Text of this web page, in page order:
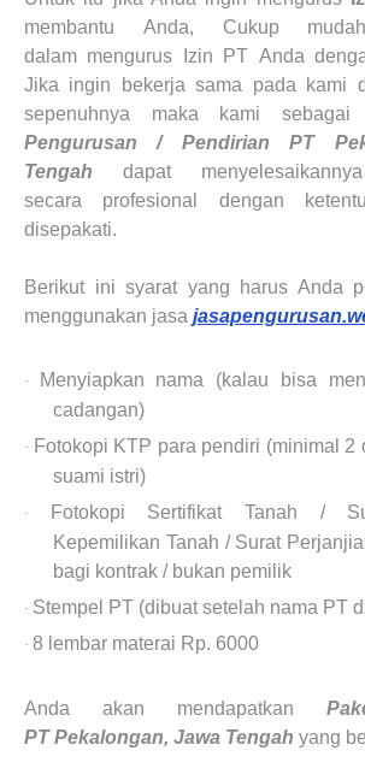
membantu Anda, Cukup
dalam mengurus Izin PT Anda
Jika ingin bekerja sama pada kami
sepenuhnya maka kami
Pengurusan / Pendirian PT
Tengah
dapat
secara profesional dengan
disepakati.
Berikut ini syarat yang harus Anda
menggunakan jasa
·
Menyiapkan nama (kalau bisa
cadangan)
· Fotokopi KTP para pendiri (minimal 2
suami istri)
·
Fotokopi Sertifikat Tanah /
Kepemilikan Tanah / Surat
bagi kontrak / bukan pemilik
· Stempel PT (dibuat setelah nama PT
· 8 lembar materai Rp. 6000
Anda akan mendapatkan
PTPekalongan, Jawa Tengah yang